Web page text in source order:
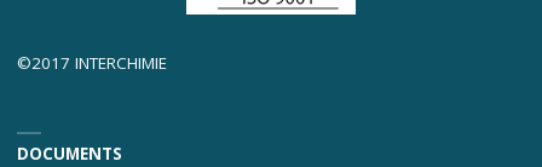
©2017 INTERCHIMIE
DOCUMENTS